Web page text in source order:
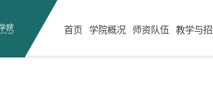
首页 学院概况 师资队伍 教学与